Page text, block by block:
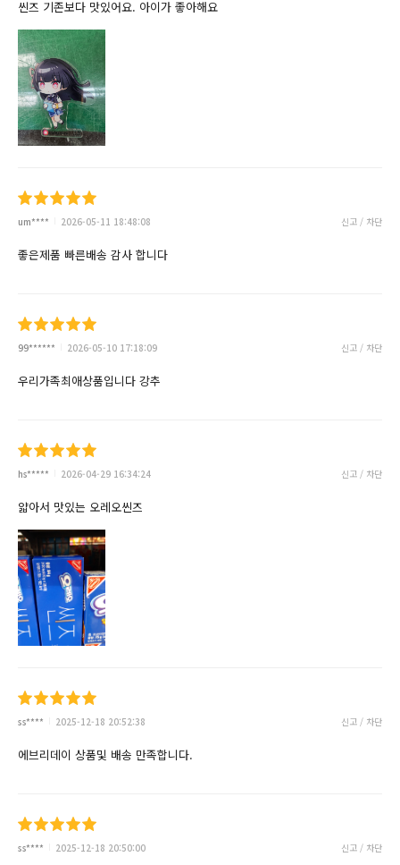
씬즈 기존보다 맛있어요. 아이가 좋아해요
um**** 2026-05-11 18:48:08 신고 / 차단
좋은제품 빠른배송 감사 합니다
99****** 2026-05-10 17:18:09 신고 / 차단
우리가족최애상품입니다 강추
hs***** 2026-04-29 16:34:24 신고 / 차단
얇아서 맛있는 오레오씬즈
ss**** 2025-12-18 20:52:38 신고 / 차단
에브리데이 상품및 배송 만족합니다.
ss**** 2025-12-18 20:50:00 신고 / 차단